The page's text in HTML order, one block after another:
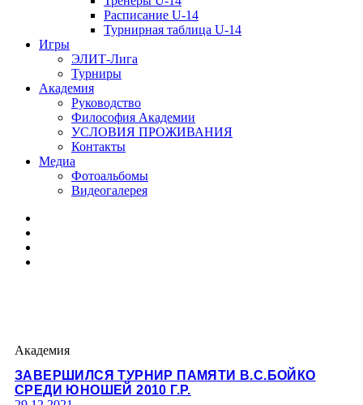
Расписание U-14
Турнирная таблица U-14
Игры
ЭЛИТ-Лига
Турниры
Академия
Руководство
Философия Академии
УСЛОВИЯ ПРОЖИВАНИЯ
Контакты
Медиа
Фотоальбомы
Видеогалерея
Академия
ЗАВЕРШИЛСЯ ТУРНИР ПАМЯТИ В.С.БОЙКО
СРЕДИ ЮНОШЕЙ 2010 Г.Р.